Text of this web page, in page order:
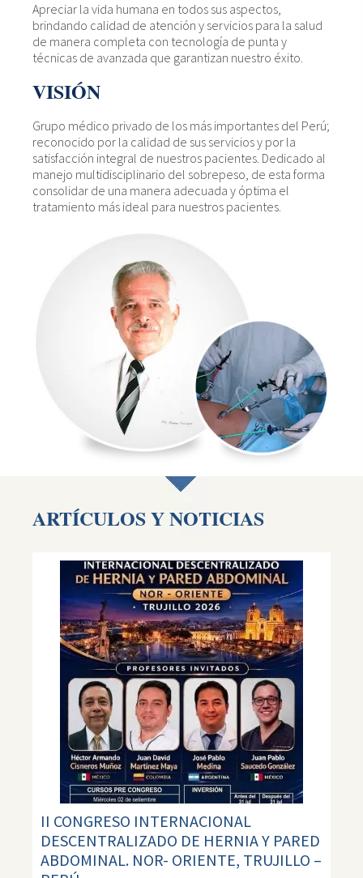
Apreciar la vida humana en todos sus aspectos,
brindando calidad de atención y servicios para la salud
de manera completa con tecnología de punta y
técnicas de avanzada que garantizan nuestro éxito.
VISIÓN
Grupo médico privado de los más importantes del Perú;
reconocido por la calidad de sus servicios y por la
satisfacción integral de nuestros pacientes. Dedicado al
manejo multidisciplinario del sobrepeso, de esta forma
consolidar de una manera adecuada y óptima el
tratamiento más ideal para nuestros pacientes.
ARTÍCULOS Y NOTICIAS
II CONGRESO INTERNACIONAL
DESCENTRALIZADO DE HERNIA Y PARED
ABDOMINAL. NOR- ORIENTE, TRUJILLO –